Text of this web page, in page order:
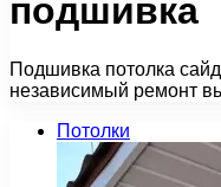
подшивка
Подшивка потолка
независимый ремонт
Потолки